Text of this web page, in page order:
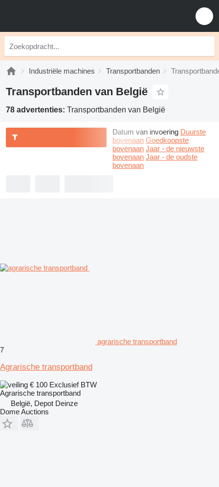
Industriële machines Transportbanden
Transportbanden van België
78 advertenties: Transportbanden van België
Datum van invoering Duurste
bovenaan Goedkoopste
bovenaan Jaar - de nieuwste
bovenaan Jaar - de oudste
bovenaan
agrarische transportband
7
Agrarische transportband
€ 100 Exclusief BTW
Agrarische transportband
België, Depot Deinze
Dome Auctions